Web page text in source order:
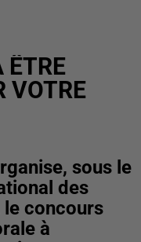
ÊTRE
VOTRE
sous le
des
concours
à